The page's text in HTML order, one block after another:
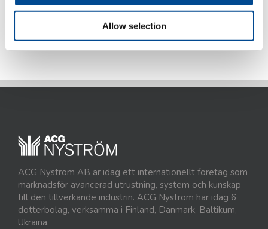
Allow selection
Detaljer
ACG Nyström AB är idag ett internationellt företag som
marknadsför avancerad utrustning, system och kunskap
till den tillverkande industrin. ACG Nyström har idag 6
dotterbolag, verksamma i Finland, Danmark, Baltikum,
Ukraina.